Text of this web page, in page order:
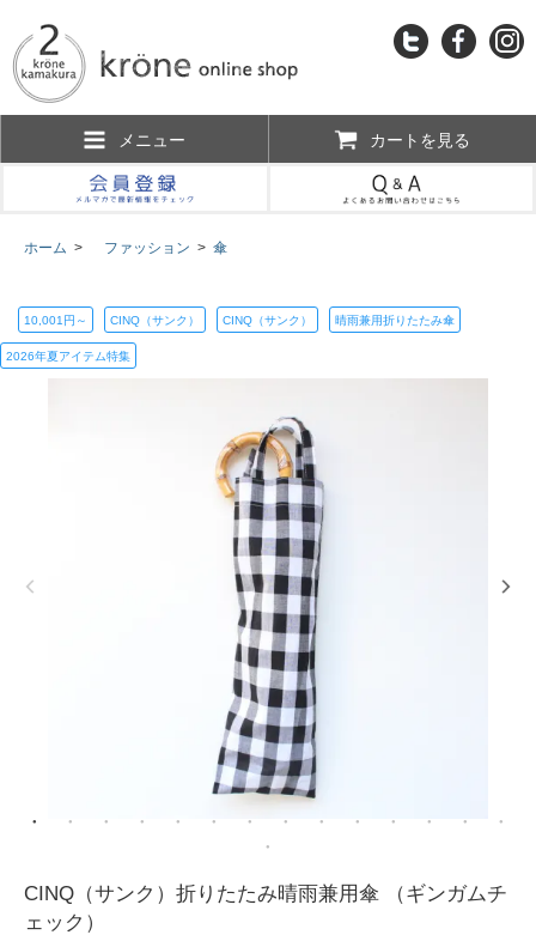
メニュー カートを見る
ホーム > ファッション > 傘
10,001円～ CINQ（サンク） CINQ（サンク） 晴雨兼用折りたたみ傘
2026年夏アイテム特集
CINQ（サンク）折りたたみ晴雨兼用傘 （ギンガムチ
ェック）